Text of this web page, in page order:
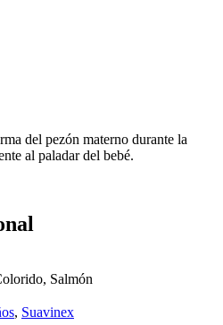
del pezón materno durante la
al paladar del bebé.
Salmón
, Suavinex